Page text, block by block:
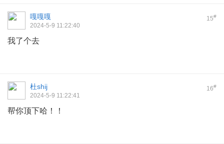
15#
嘎嘎嘎
2024-5-9 11:22:40
我了个去
16#
杜shij
2024-5-9 11:22:41
帮你顶下哈！！